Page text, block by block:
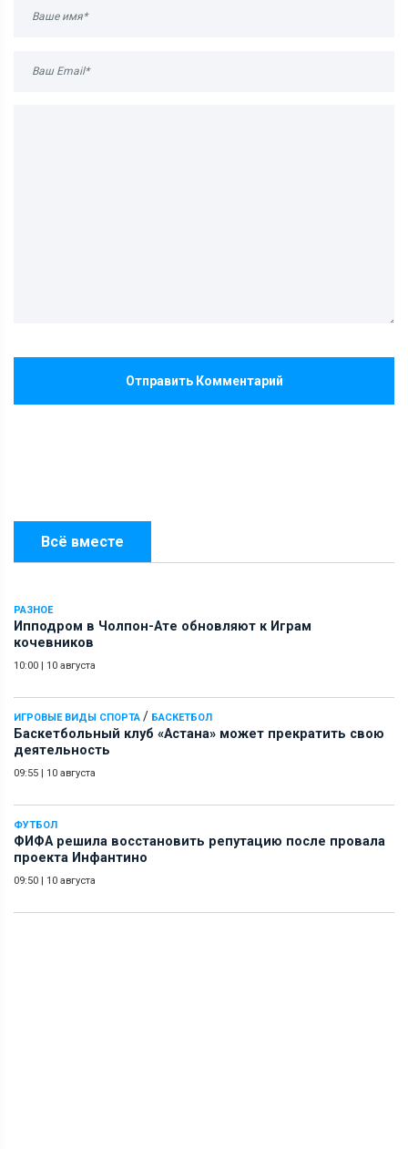
Всё вместе
РАЗНОЕ
Ипподром в Чолпон-Ате обновляют к Играм
кочевников
10:00 | 10 августа
ИГРОВЫЕ ВИДЫ СПОРТА / БАСКЕТБОЛ
Баскетбольный клуб «Астана» может прекратить свою
деятельность
09:55 | 10 августа
ФУТБОЛ
ФИФА решила восстановить репутацию после провала
проекта Инфантино
09:50 | 10 августа
Отправить Комментарий